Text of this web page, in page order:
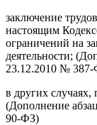
заключение
настоящим
ограничений на
деятельности;
23.12.2010 №
в других
(Дополнение
90-ФЗ)